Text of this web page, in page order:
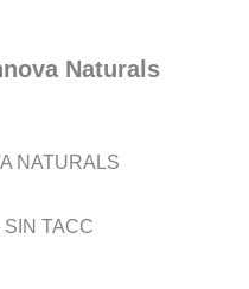
Naturals
NATURALS
TACC